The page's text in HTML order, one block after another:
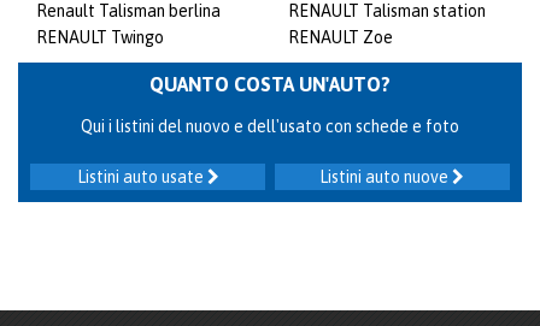
Renault Talisman berlina
RENAULT Talisman station
RENAULT Twingo
RENAULT Zoe
QUANTO COSTA UN'AUTO?
Qui i listini del nuovo e dell'usato con schede e foto
Listini auto nuove
Listini auto usate